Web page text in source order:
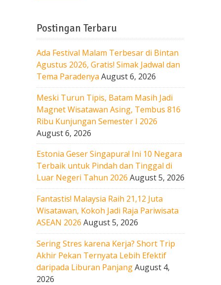
Postingan Terbaru
Ada Festival Malam Terbesar di Bintan
Agustus 2026, Gratis! Simak Jadwal dan
Tema Paradenya August 6, 2026
Meski Turun Tipis, Batam Masih Jadi
Magnet Wisatawan Asing, Tembus 816
Ribu Kunjungan Semester I 2026
August 6, 2026
Estonia Geser Singapura! Ini 10 Negara
Terbaik untuk Pindah dan Tinggal di
Luar Negeri Tahun 2026 August 5, 2026
Fantastis! Malaysia Raih 21,12 Juta
Wisatawan, Kokoh Jadi Raja Pariwisata
ASEAN 2026 August 5, 2026
Sering Stres karena Kerja? Short Trip
Akhir Pekan Ternyata Lebih Efektif
daripada Liburan PanjangAugust 4,
2026